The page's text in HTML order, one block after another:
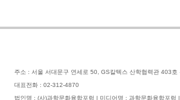
주소 : 서울 서대문구 연세로 50, GS칼텍스 산학협력관 403호
대표전화 : 02-312-4870
법인명 : (사)과학문화융합포럼 | 미디어명 : 과학문화융합포